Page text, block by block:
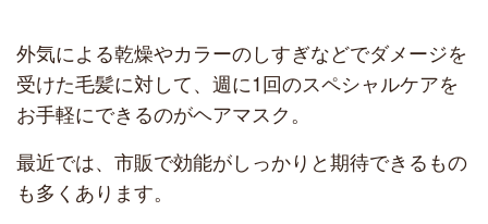
外気による乾燥やカラーのしすぎなどでダメージを
受けた毛髪に対して、週に1回のスペシャルケアを
お手軽にできるのがヘアマスク。
最近では、市販で効能がしっかりと期待できるもの
も多くあります。